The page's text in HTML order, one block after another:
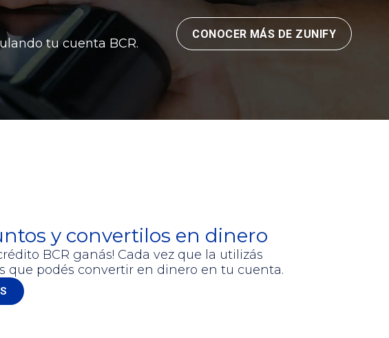
tu cuenta BCR.
CONOCER MÁS DE ZUNIFY
y convertilos en dinero
BCR ganás! Cada vez que la utilizás
que podés convertir en dinero en tu cuenta.